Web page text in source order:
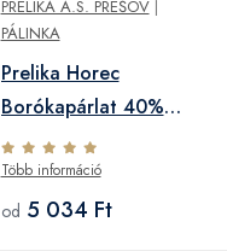
PRELIKA A.S. PREŠOV|
PÁLINKA
Prelika Horec
Borókapárlat 40%
0,7L
Több információ
od 5 034 Ft